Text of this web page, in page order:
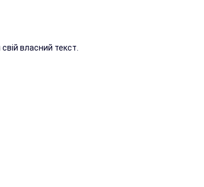
сталь
брами, ворота тощо. Зображення
написом поколу, округлої форми.
власний текст.